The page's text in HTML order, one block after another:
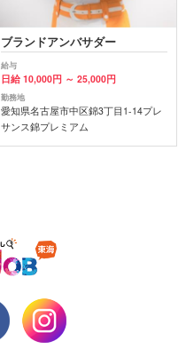
ブランドアンバサダー
給与
日給 10,000円 ～ 25,000円
勤務地
愛知県名古屋市中区錦3丁目1-14プレ
サンス錦プレミアム